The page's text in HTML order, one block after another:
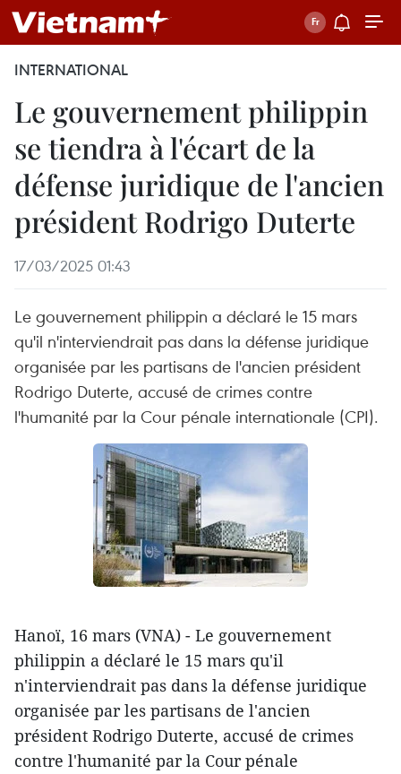
INTERNATIONAL
Le gouvernement philippin
se tiendra à l'écart de la
défense juridique de l'ancien
président Rodrigo Duterte
17/03/2025 01:43
Le gouvernement philippin a déclaré le 15 mars
qu'il n'interviendrait pas dans la défense juridique
organisée par les partisans de l'ancien président
Rodrigo Duterte, accusé de crimes contre
l'humanité par la Cour pénale internationale (CPI).
Hanoï, 16 mars (VNA) - Le gouvernement
philippin a déclaré le 15 mars qu'il
n'interviendrait pas dans la défense juridique
organisée par les partisans de l'ancien
président Rodrigo Duterte, accusé de crimes
contre l'humanité par la Cour pénale